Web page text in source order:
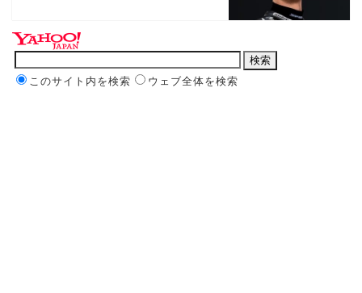
このサイト内を検索 ウェブ全体を検索